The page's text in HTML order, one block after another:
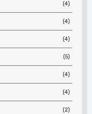
(4)
(4)
(4)
(5)
(4)
(4)
(2)